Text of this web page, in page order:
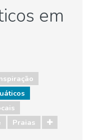
em
Praias